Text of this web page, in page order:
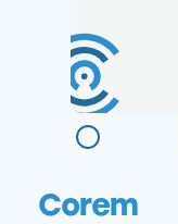
Corem